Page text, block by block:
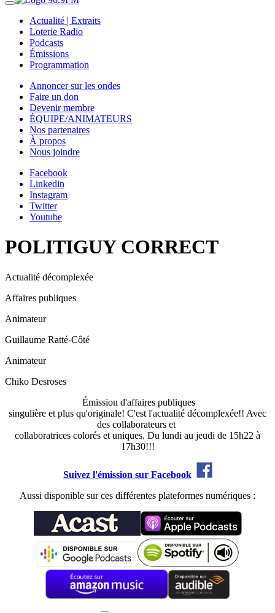
Actualité | Extraits
Loterie Radio
Podcasts
Émissions
Programmation
Annoncer sur les ondes
Faire un don
Devenir membre
ÉQUIPE/ANIMATEURS
Nos partenaires
À propos
Nous joindre
Facebook
Linkedin
Instagram
Twitter
Youtube
POLITIGUY CORRECT
Actualité décomplexée
Affaires publiques
Animateur
Guillaume Ratté-Côté
Animateur
Chiko Desroses
Émission d'affaires publiques
singulière et plus qu'originale! C'est l'actualité décomplexée!! Avec
des collaborateurs et
collaboratrices colorés et uniques. Du lundi au jeudi de 15h22 à
17h30!!!
Suivez l'émission sur Facebook
Aussi disponible sur ces différentes plateformes numériques :